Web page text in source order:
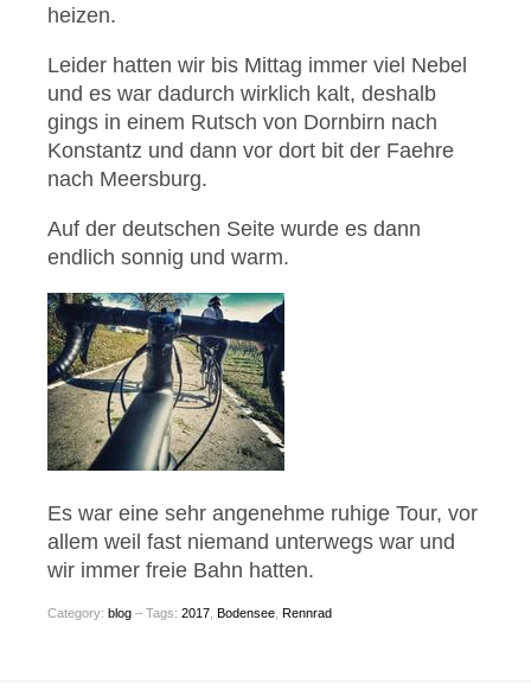
heizen.
Leider hatten wir bis Mittag immer viel Nebel
und es war dadurch wirklich kalt, deshalb
gings in einem Rutsch von Dornbirn nach
Konstantz und dann vor dort bit der Faehre
nach Meersburg.
Auf der deutschen Seite wurde es dann
endlich sonnig und warm.
Es war eine sehr angenehme ruhige Tour, vor
allem weil fast niemand unterwegs war und
wir immer freie Bahn hatten.
Category: blog – Tags: 2017 Bodensee Rennrad